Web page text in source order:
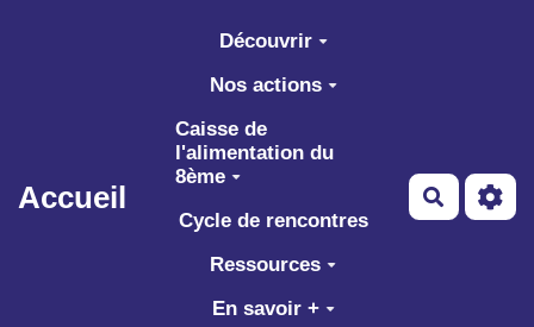
Aller au contenu principal
Accueil
Découvrir
Nos actions
Caisse de
l'alimentation du
8ème
Cycle de rencontres
Ressources
En savoir +